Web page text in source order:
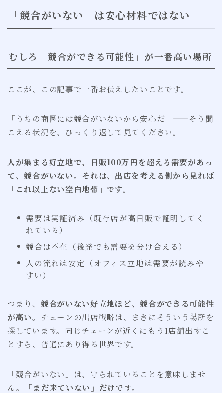
「競合がいない」は安心材料ではない
むしろ「競合ができる可能性」が一番高い場所
ここが、この記事で一番お伝えしたいことです。
「うちの商圏には競合がいないから安心だ」——そう聞
こえる状況を、ひっくり返して見てください。
人が集まる好立地で、日販100万円を超える需要があっ
て、競合がいない。それは、出店を考える側から見れば
「これ以上ない空白地帯」です。
需要は実証済み（既存店が高日販で証明してく
れている）
競合は不在（後発でも需要を分け合える）
人の流れは安定（オフィス立地は需要が読みや
すい）
つまり、 競合がいない好立地ほど、競合ができる可能性
が高い。チェーンの出店戦略は、まさにそういう場所を
探しています。同じチェーンが近くにもう1店舗出すこ
とすら、普通にあり得る世界です。
「競合がいない」は、守られていることを意味しませ
ん。
「まだ来ていない」だけです。